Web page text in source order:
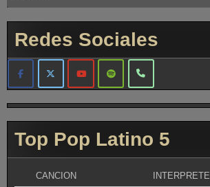
Redes Sociales
Top Pop Latino 5
CANCION INTERPRETE